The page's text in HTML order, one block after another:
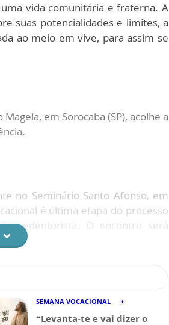
vida comunitária e fraterna. A
suas potencialidades e limites, a
ao meio em vive, para assim se
em Sorocaba (SP), acolhe a
no Seminário Santo Afonso, em
é última etapa do processo
redentorista. O encontro será
SEMANA VOCACIONAL
“Levanta-te e vai dizer o